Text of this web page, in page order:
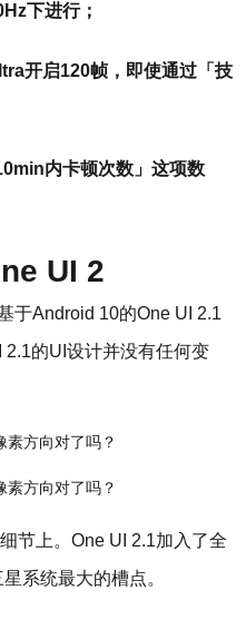
下进行；
开启120帧，即使通过「技
内卡顿次数」这项数
UI 2
Android 10的One UI 2.1
2.1的UI设计并没有任何变
上。One UI 2.1加入了全
系统最大的槽点。